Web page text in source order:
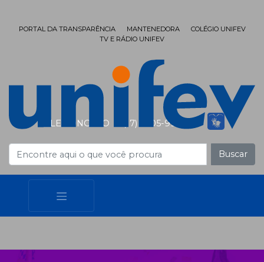
FALE CONOSCO (17) 3405-9999
PORTAL DA TRANSPARÊNCIA MANTENEDORA
COLÉGIO UNIFEV
TV E RÁDIO UNIFEV
Buscar